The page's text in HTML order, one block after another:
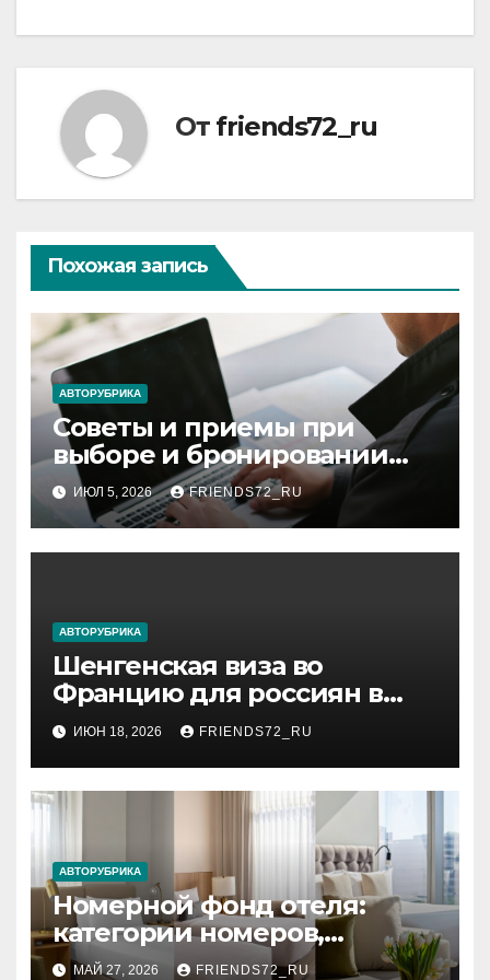
От friends72_ru
Похожая запись
АВТОРУБРИКА
Советы и приемы при
выборе и бронировании
авиабилетов
ИЮЛ 5, 2026 FRIENDS72_RU
АВТОРУБРИКА
Шенгенская виза во
Францию для россиян в
2026 году: сроки от 3 дней и
список необходимых
документов
ИЮН 18, 2026 FRIENDS72_RU
АВТОРУБРИКА
Номерной фонд отеля:
категории номеров,
вместимость и стандартное
МАЙ 27, 2026 FRIENDS72_RU